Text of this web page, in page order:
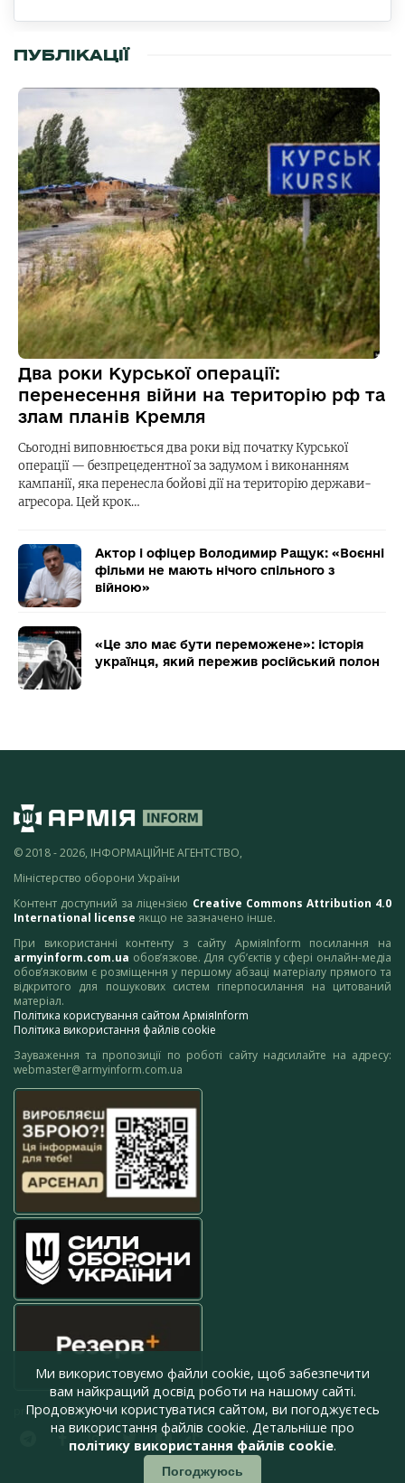
ПУБЛІКАЦІЇ
Два роки Курської операції:
перенесення війни на територію рф та
злам планів Кремля
Сьогодні виповнюється два роки від початку Курської
операції — безпрецедентної за задумом і виконанням
кампанії, яка перенесла бойові дії на територію держави-
агресора. Цей крок…
Актор і офіцер Володимир Ращук: «Воєнні
фільми не мають нічого спільного з
війною»
«Це зло має бути переможене»: історія
українця, який пережив російський полон
© 2018 - 2026, ІНФОРМАЦІЙНЕ АГЕНТСТВО,
Міністерство оборони України
Контент доступний за ліцензією Creative Commons Attribution 4.0
International license якщо не зазначено інше.
При використанні контенту з сайту АрміяInform посилання на
armyinform.com.ua обов’язкове. Для суб’єктів у сфері онлайн-медіа
обов’язковим є розміщення у першому абзаці матеріалу прямого та
відкритого для пошукових систем гіперпосилання на цитований
матеріал.
Політика користування сайтом АрміяInform
Політика використання файлів cookie
Зауваження та пропозиції по роботі сайту надсилайте на адресу:
webmaster@armyinform.com.ua
press@armyinform.com.ua
Ми використовуємо файли cookie, щоб забезпечити
вам найкращий досвід роботи на нашому сайті.
Продовжуючи користуватися сайтом, ви погоджуєтесь
на використання файлів cookie. Детальніше про
політику використання файлів cookie.
Погоджуюсь